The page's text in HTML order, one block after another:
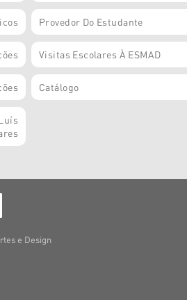
Provedor Do Estudante
Visitas Escolares À ESMAD
Catálogo
e Design